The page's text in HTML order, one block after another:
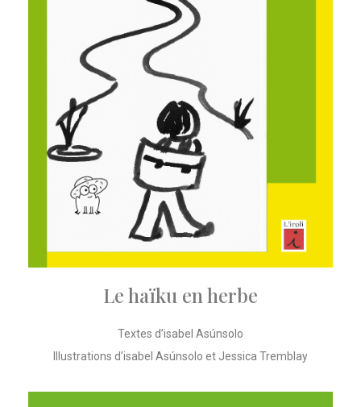
Le haïku en herbe
Textes d’isabel Asúnsolo
Illustrations d’isabel Asúnsolo et Jessica Tremblay